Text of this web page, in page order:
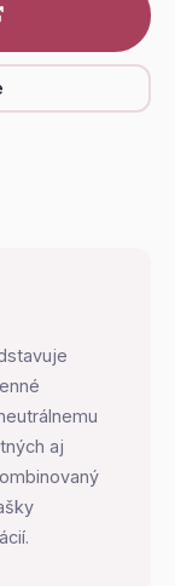
aj